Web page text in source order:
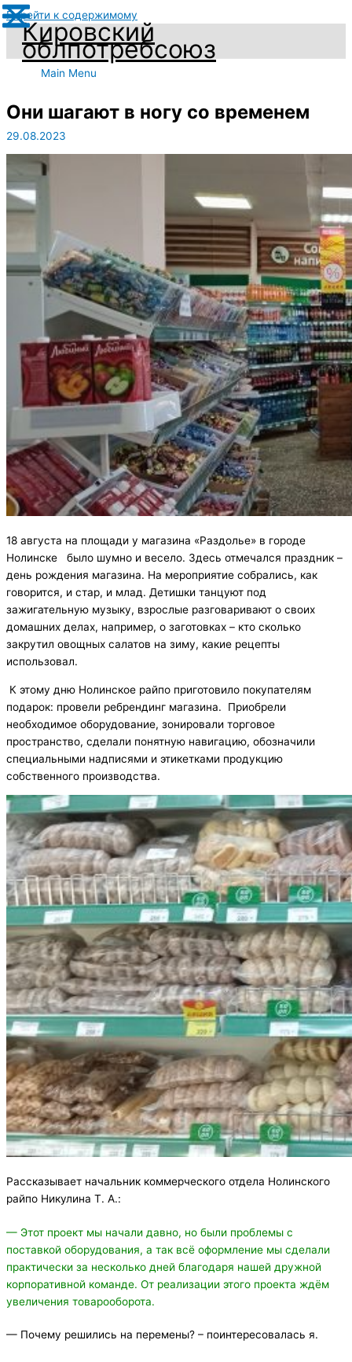
Перейти к содержимому
Кировский
облпотребсоюз
Main Menu
Они шагают в ногу со временем
29.08.2023
18 августа на площади у магазина «Раздолье» в городе
Нолинске было шумно и весело. Здесь отмечался праздник –
день рождения магазина. На мероприятие собрались, как
говорится, и стар, и млад. Детишки танцуют под
зажигательную музыку, взрослые разговаривают о своих
домашних делах, например, о заготовках – кто сколько
закрутил овощных салатов на зиму, какие рецепты
использовал.
К этому дню Нолинское райпо приготовило покупателям
подарок: провели ребрендинг магазина. Приобрели
необходимое оборудование, зонировали торговое
пространство, сделали понятную навигацию, обозначили
специальными надписями и этикетками продукцию
собственного производства.
Рассказывает начальник коммерческого отдела Нолинского
райпо Никулина Т. А.:
— Этот проект мы начали давно, но были проблемы с
поставкой оборудования, а так всё оформление мы сделали
практически за несколько дней благодаря нашей дружной
корпоративной команде. От реализации этого проекта ждём
увеличения товарооборота.
— Почему решились на перемены? – поинтересовалась я.